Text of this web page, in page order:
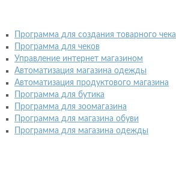
Программа для создания товарного чека
Программа для чеков
Управление интернет магазином
Автоматизация магазина одежды
Автоматизация продуктового магазина
Программа для бутика
Программа для зоомагазина
Программа для магазина обуви
Программа для магазина одежды